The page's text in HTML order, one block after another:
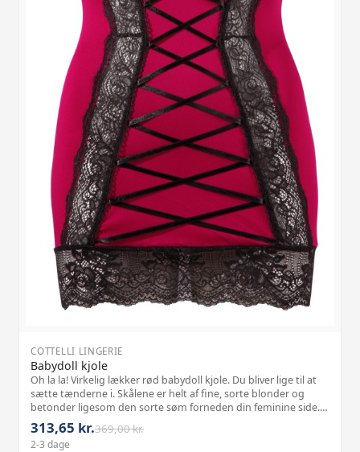
COTTELLI LINGERIE
Babydoll kjole
Oh la la! Virkelig lækker rød babydoll kjole. Du bliver lige til at
sætte tænderne i. Skålene er helt af fine, sorte blonder og
betonder ligesom den sorte søm forneden din feminine side.
De sorte indsatser af blonde foran i perfekt indramning af
blonde ov
313,65 kr.369,00 kr.
2-3 dage